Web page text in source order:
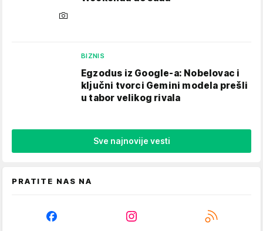
BIZNIS
Egzodus iz Google-a: Nobelovac i
ključni tvorci Gemini modela prešli
u tabor velikog rivala
Sve najnovije vesti
PRATITE NAS NA